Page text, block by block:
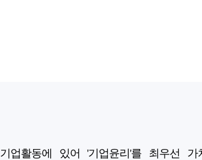
기업활동에 있어 '기업윤리'를 최우선